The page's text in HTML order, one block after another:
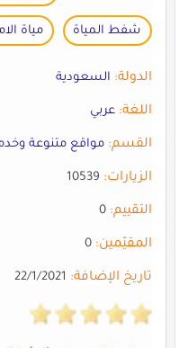
شفط المياة مياة
الدولة: السعودية
اللغة: عربي
القسم: مواقع متنوعة
الزيارات:10539
التقييم:0
المقيّمين:0
تاريخ الإضافة:22/1/2021